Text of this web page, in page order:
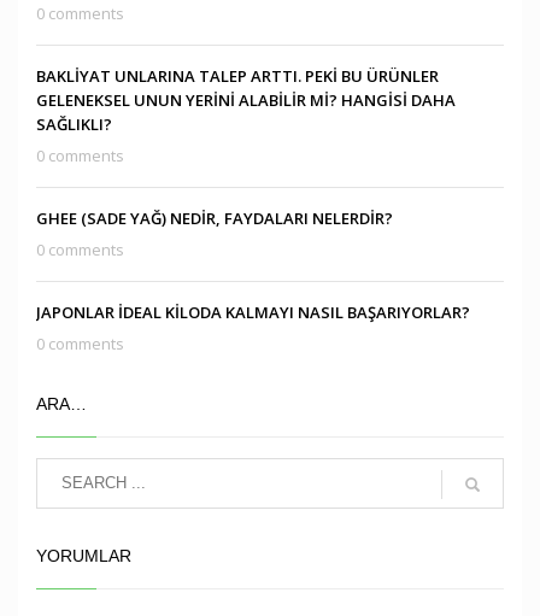
0 comments
BAKLİYAT UNLARINA TALEP ARTTI. PEKİ BU ÜRÜNLER
GELENEKSEL UNUN YERİNİ ALABİLİR Mİ? HANGİSİ DAHA
SAĞLIKLI?
0 comments
GHEE (SADE YAĞ) NEDİR, FAYDALARI NELERDİR?
0 comments
JAPONLAR İDEAL KİLODA KALMAYI NASIL BAŞARIYORLAR?
0 comments
ARA…
YORUMLAR